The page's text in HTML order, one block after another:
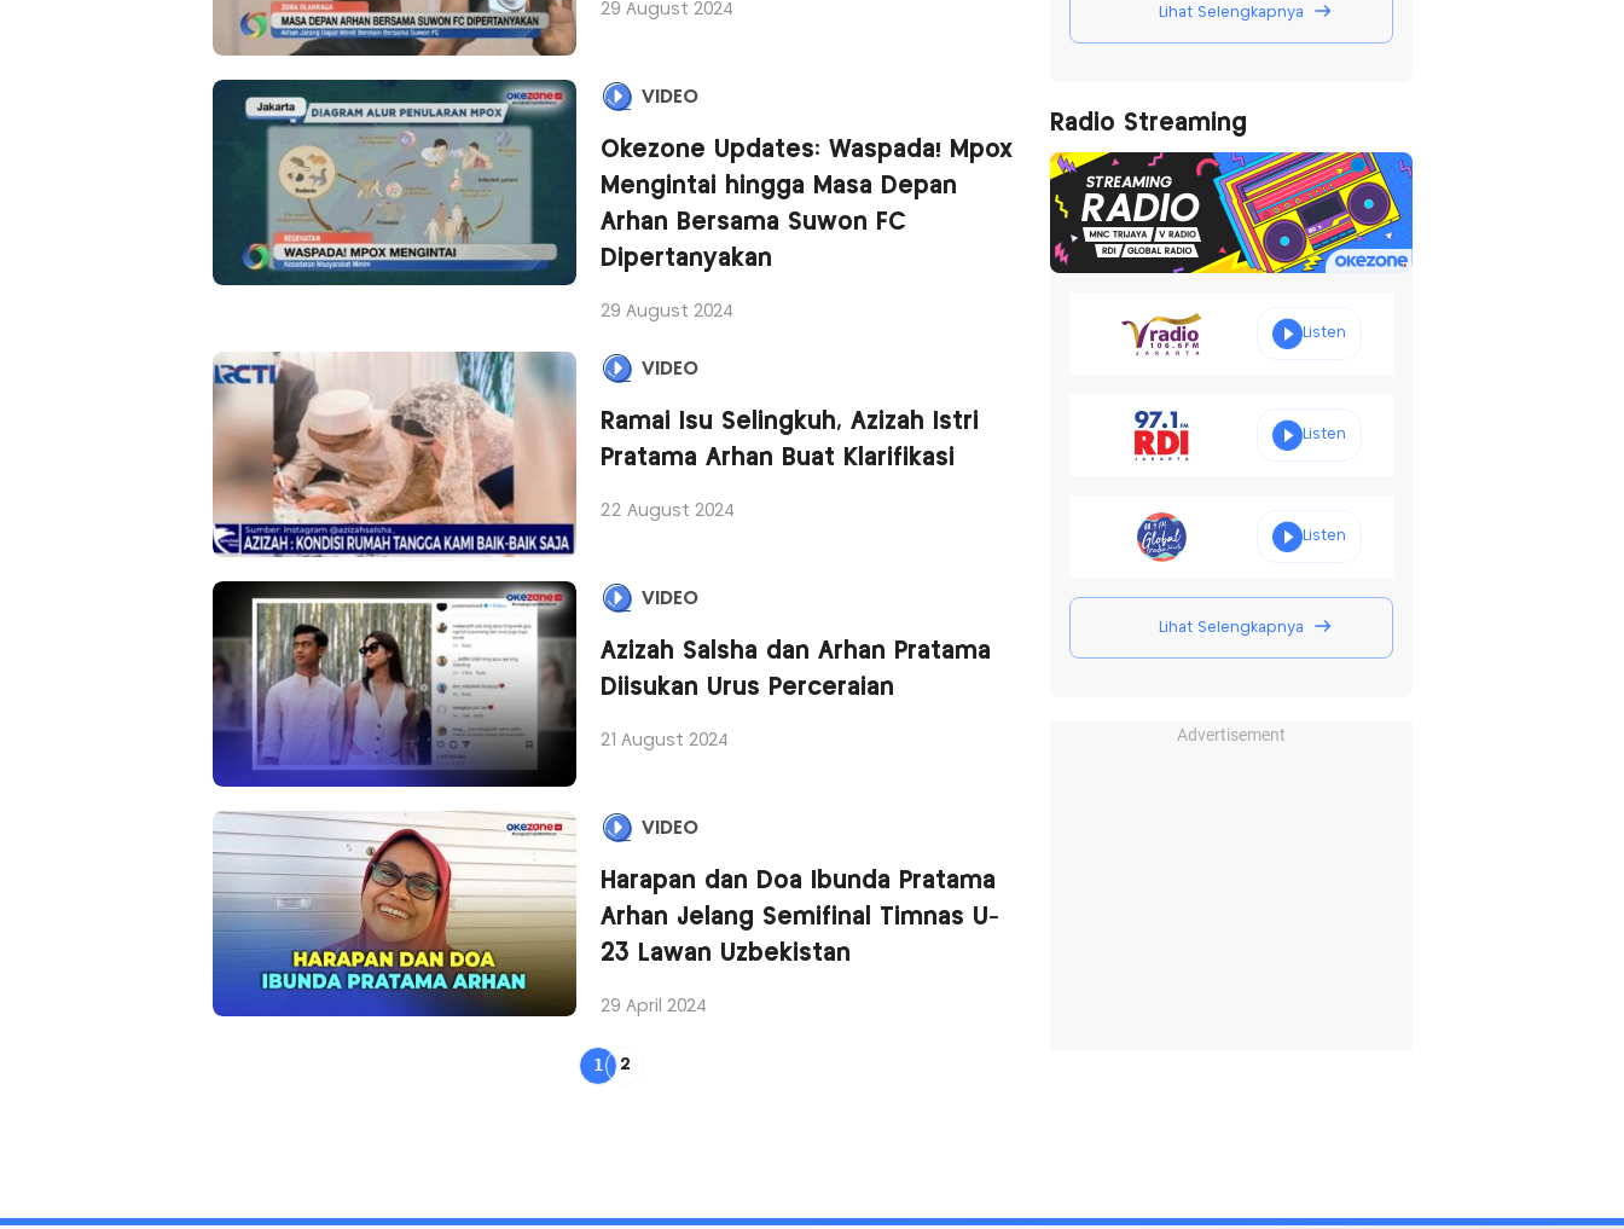
29 August 2024
VIDEO
Okezone Updates: Waspada! Mpox
Mengintai hingga Masa Depan
Arhan Bersama Suwon FC
Dipertanyakan
29 August 2024
VIDEO
Ramai Isu Selingkuh, Azizah Istri
Pratama Arhan Buat Klarifikasi
22 August 2024
VIDEO
Azizah Salsha dan Arhan Pratama
Diisukan Urus Perceraian
21 August 2024
VIDEO
Harapan dan Doa Ibunda Pratama
Arhan Jelang Semifinal Timnas U-
23 Lawan Uzbekistan
29 April 2024
1 2
Lihat Selengkapnya
Radio Streaming
Listen
Listen
Listen
Lihat Selengkapnya
Advertisement